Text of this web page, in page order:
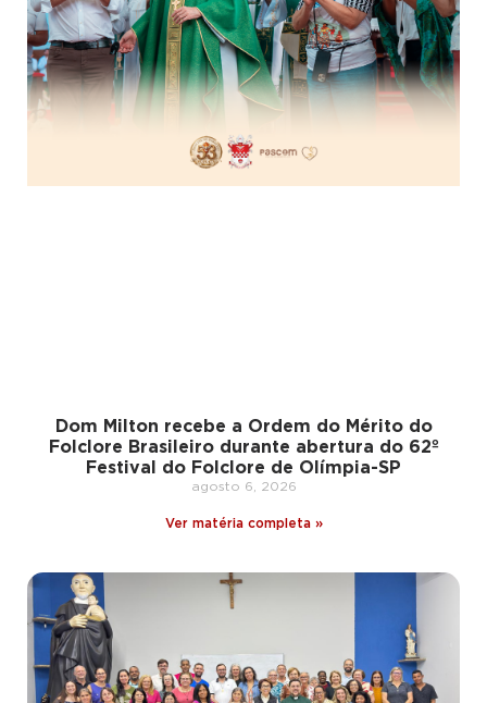
Dom Milton recebe a Ordem do Mérito do
Folclore Brasileiro durante abertura do 62º
Festival do Folclore de Olímpia-SP
agosto 6, 2026
Ver matéria completa »